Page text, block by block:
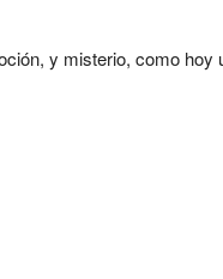
y misterio, como hoy